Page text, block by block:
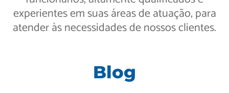
experientes em suas áreas de atuação, para
atender às necessidades de nossos clientes.
Blog